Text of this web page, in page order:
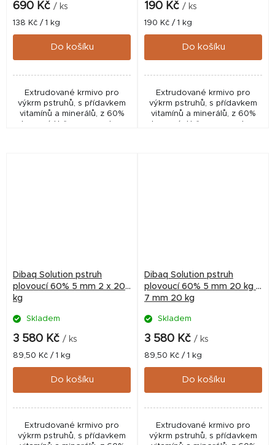
690 Kč / ks
Měrná
cena:
138 Kč / 1 kg
Do košíku
Extrudované krmivo pro
výkrm pstruhů, s přídavkem
vitamínů a minerálů, z 60%
190 Kč / ks
Měrná
cena:
190 Kč / 1 kg
Do košíku
Extrudované krmivo pro
výkrm pstruhů, s přídavkem
vitamínů a minerálů, z 60%
Dibaq Solution pstruh
plovoucí 60% 5 mm 2 x 20
kg
Skladem
3 580 Kč / ks
Měrná
cena:
89,50 Kč / 1 kg
Do košíku
Extrudované krmivo pro
výkrm pstruhů, s přídavkem
Dibaq Solution pstruh
plovoucí 60% 5 mm 20 kg +
7 mm 20 kg
Skladem
3 580 Kč / ks
Měrná
cena:
89,50 Kč / 1 kg
Do košíku
Extrudované krmivo pro
výkrm pstruhů, s přídavkem